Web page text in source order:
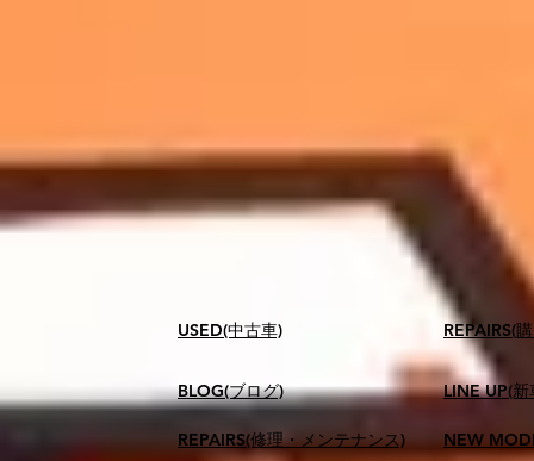
USED(中古車)
BLOG(ブログ)
REPAIRS(修理・メンテナンス)
​REPAIRS(
LINE UP(新
NEW